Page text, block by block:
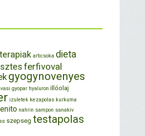
articsoka dieta
ferfivoval
gyogynovenyes
gyopar hyaluron illóolaj
izuletek kezapolas kurkuma
nahrin sampon sanakiv
szepseg testapolas